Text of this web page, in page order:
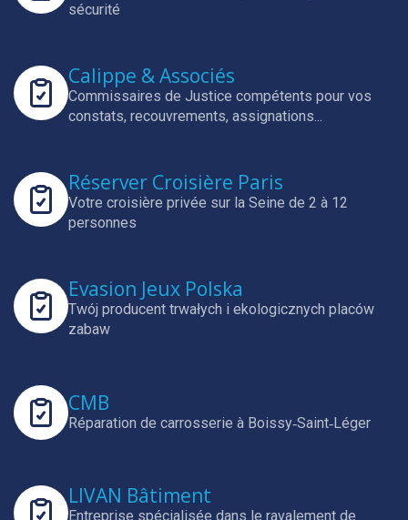
sécurité
Calippe & Associés
Commissaires de Justice compétents pour vos
constats, recouvrements, assignations...
Réserver Croisière Paris
Votre croisière privée sur la Seine de 2 à 12
personnes
Evasion Jeux Polska
Twój producent trwałych i ekologicznych placów
zabaw
CMB
Réparation de carrosserie à Boissy‑Saint‑Léger
LIVAN Bâtiment
Entreprise spécialisée dans le ravalement de